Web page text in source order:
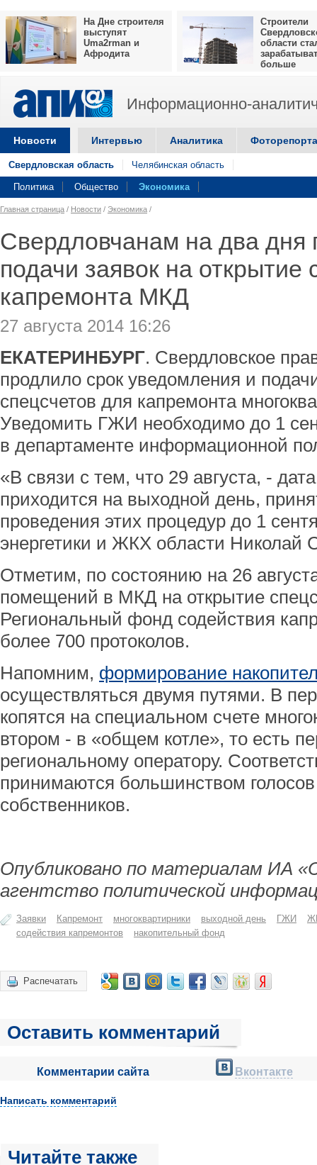
На Дне строителя
выступят
Uma2rman и
Афродита
Строители
области
больше
Информационно-
Новости Интервью Аналитика
Свердловская область Челябинская область
Политика Общество Экономика
Главная страница / Новости / Экономика /
Свердловчанам на два дня
подачи заявок на открытие
капремонта МКД
27 августа 2014 16:26
ЕКАТЕРИНБУРГ. Свердловское
продлило срок уведомления и
спецсчетов для капремонта
Уведомить ГЖИ необходимо до 1
в департаменте информационной
«В связи с тем, что 29 августа, -
приходится на выходной день,
проведения этих процедур до 1
энергетики и ЖКХ области Николай
Отметим, по состоянию на 26
помещений в МКД на открытие
Региональный фонд содействия
более 700 протоколов.
Напомним, формирование
осуществляться двумя путями. В
копятся на специальном счете
втором - в «общем котле», то есть
региональному оператору.
принимаются большинством
собственников.
Опубликовано по материалам ИА
агентство политической
Заявки Капремонт многоквартирники выходной день ГЖИ
содействия капремонтов
накопительный фонд
Распечатать
Оставить комментарий
Комментарии сайта Вконтакте
Написать комментарий
Читайте также